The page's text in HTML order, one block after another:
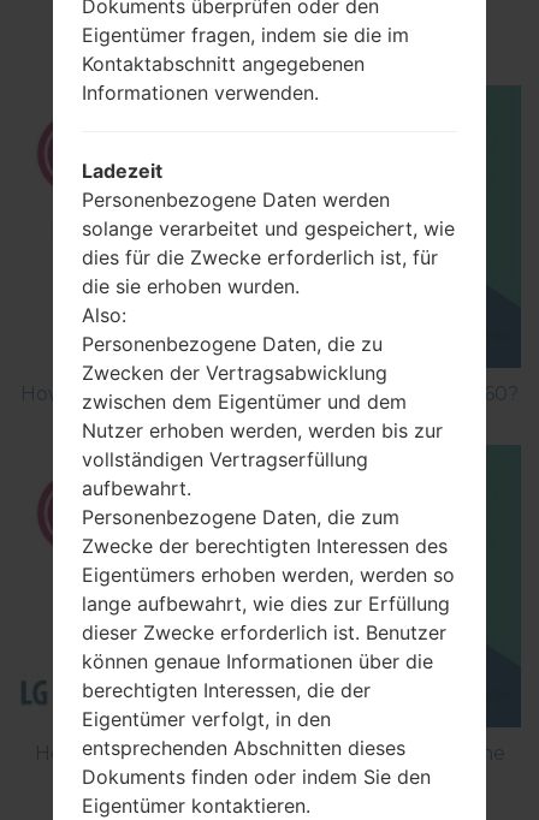
How to Enable Developer Options & USB
Debugging on LG ?
How to Factory Reset through menu on LG GB160?
How to Flash Stock Firmware on LG Smartphone
using LG Flash Tool 2014?
Dokuments überprüfen oder den
Eigentümer fragen, indem sie die im
Kontaktabschnitt angegebenen
Informationen verwenden.
Ladezeit
Personenbezogene Daten werden
solange verarbeitet und gespeichert, wie
dies für die Zwecke erforderlich ist, für
die sie erhoben wurden.
Also:
Personenbezogene Daten, die zu
Zwecken der Vertragsabwicklung
zwischen dem Eigentümer und dem
Nutzer erhoben werden, werden bis zur
vollständigen Vertragserfüllung
aufbewahrt.
Personenbezogene Daten, die zum
Zwecke der berechtigten Interessen des
Eigentümers erhoben werden, werden so
lange aufbewahrt, wie dies zur Erfüllung
dieser Zwecke erforderlich ist. Benutzer
können genaue Informationen über die
berechtigten Interessen, die der
Eigentümer verfolgt, in den
entsprechenden Abschnitten dieses
Dokuments finden oder indem Sie den
Eigentümer kontaktieren.